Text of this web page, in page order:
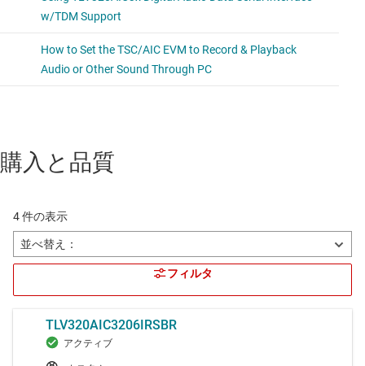
購入と品質